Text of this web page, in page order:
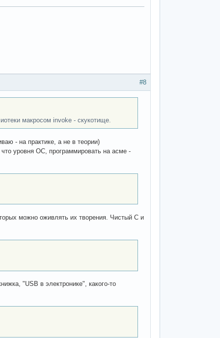
#8
макросом invoke - скукотище.
- на практике, а не в теории)
уровня ОС, программировать на асме -
можно оживлять их творения. Чистый С и
"USB в электронике", какого-то